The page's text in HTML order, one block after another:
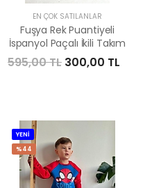
EN ÇOK SATILANLAR
Fuşya Rek Puantiyeli
İspanyol Paçalı İkili Takım
595,00 TL 300,00 TL
YENİ
%44